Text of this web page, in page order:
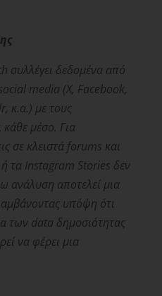
δεδομένα από
media (X, Facebook,
κ.α.) με τους
κάθε μέσο. Για
σε κλειστά forums και
τα Instagram Stories δεν
ανάλυση αποτελεί μια
υπόψη ότι
των data δημοσιότητας
να φέρει μια